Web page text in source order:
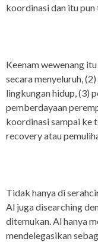
koordinasi dan itu
Keenam wewenang
secara menyeluruh,
lingkungan hidup, (3)
pemberdayaan
koordinasi sampai ke
recovery atau
Tidak hanya di
Al juga disearching
ditemukan. Al hanya
mendelegasikan